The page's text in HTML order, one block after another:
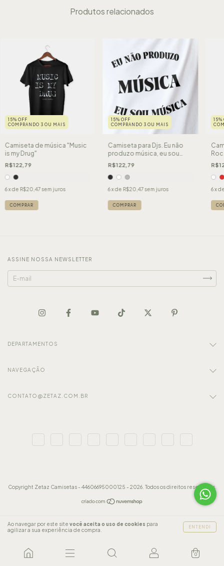
Ao navegar por este site você aceita o uso de cookies para
agilizar a sua experiência de compra.
ENTENDI
0
Produtos relacionados
15% OFF
COMPRANDO 3 OU MAIS
Camiseta de música "Music
is my Drug"
R$122,79
6x de R$20,47sem juros
COMPRAR
15% OFF
COMPRANDO 3 OU MAIS
Camiseta para Djs. Eu não
produzo música, eu sou
música.
R$122,79
6x de R$20,47sem juros
COMPRAR
15%
6 x
ASSINE NOSSA NEWSLETTER
DEPARTAMENTOS
NAVEGAÇÃO
CONTATO@ZETAZ.COM.BR
Copyright Zetaz Camisetas - 44606695000125 - 2026. Todos os direitos reservados.